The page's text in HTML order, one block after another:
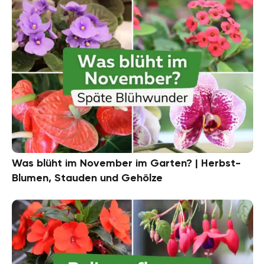
Was blüht im November im Garten? | Herbst-
Blumen, Stauden und Gehölze